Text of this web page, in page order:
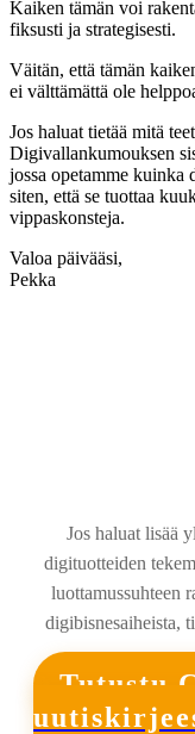
Kaiken tämän voi
fiksusti ja strategisesti.
Väitän, että tämän
ei välttämättä ole
Jos haluat tietää mitä
Digivallankumouksen
jossa opetamme kuinka
siten, että se tuottaa
vippaskonsteja.
Valoa päivääsi,
Pekka
Jos haluat lisää
digituotteiden
luottamussuhteen
digibisnesaiheista,
Tutustu